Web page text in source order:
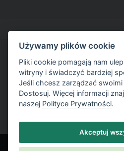
Wypróbuj bezpłatnie
Bezpłatna
Używamy plików cookie
Pliki cookie pomagają nam
witryny i świadczyć bardziej
Jeśli chcesz zarządzać
Dostosuj. Więcej informacji
naszej Polityce Prywatności.
Akceptuj